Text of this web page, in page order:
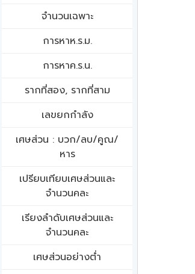
จำนวนเฉพาะ
การหาห.ร.ม.
การหาค.ร.น.
รากที่สอง, รากที่สาม
เลขยกกำลัง
เศษส่วน : บวก/ลบ/คูณ/
หาร
เปรียบเทียบเศษส่วนและ
จำนวนคละ
เรียงลำดับเศษส่วนและ
จำนวนคละ
เศษส่วนอย่างต่ำ